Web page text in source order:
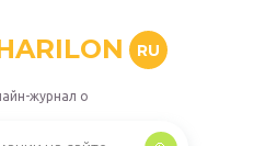
RU
журнал о